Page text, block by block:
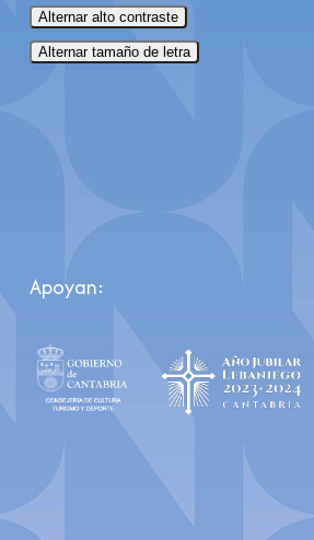
Alternar alto contraste
Alternar tamaño de letra
Apoyan: